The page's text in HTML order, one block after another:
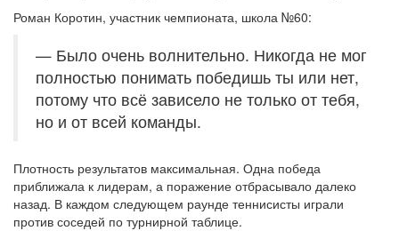
Роман Коротин, участник чемпионата, школа №60:
— Было очень волнительно. Никогда не мог
полностью понимать победишь ты или нет,
потому что всё зависело не только от тебя,
но и от всей команды.
Плотность результатов максимальная. Одна победа
приближала к лидерам, а поражение отбрасывало далеко
назад. В каждом следующем раунде теннисисты играли
против соседей по турнирной таблице.